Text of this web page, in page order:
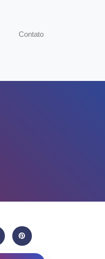
Contato